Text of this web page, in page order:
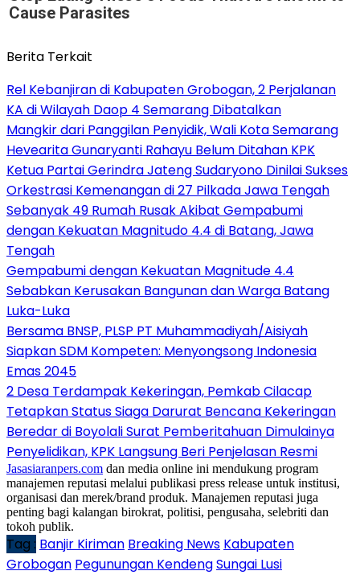
Cause Parasites
Berita Terkait
Rel Kebanjiran di Kabupaten Grobogan, 2 Perjalanan
KA di Wilayah Daop 4 Semarang Dibatalkan
Mangkir dari Panggilan Penyidik, Wali Kota Semarang
Hevearita Gunaryanti Rahayu Belum Ditahan KPK
Ketua Partai Gerindra Jateng Sudaryono Dinilai Sukses
Orkestrasi Kemenangan di 27 Pilkada Jawa Tengah
Sebanyak 49 Rumah Rusak Akibat Gempabumi
dengan Kekuatan Magnitudo 4.4 di Batang, Jawa
Tengah
Gempabumi dengan Kekuatan Magnitude 4.4
Sebabkan Kerusakan Bangunan dan Warga Batang
Luka-Luka
Bersama BNSP, PLSP PT Muhammadiyah/Aisiyah
Siapkan SDM Kompeten: Menyongsong Indonesia
Emas 2045
2 Desa Terdampak Kekeringan, Pemkab Cilacap
Tetapkan Status Siaga Darurat Bencana Kekeringan
Beredar di Boyolali Surat Pemberitahuan Dimulainya
Penyelidikan, KPK Langsung Beri Penjelasan Resmi
Jasasiaranpers.com dan media online ini mendukung program
manajemen reputasi melalui publikasi press release untuk institusi,
organisasi dan merek/brand produk. Manajemen reputasi juga
penting bagi kalangan birokrat, politisi, pengusaha, selebriti dan
tokoh publik.
Tag : Banjir Kiriman Breaking News Kabupaten
Grobogan Pegunungan KendengSungai Lusi